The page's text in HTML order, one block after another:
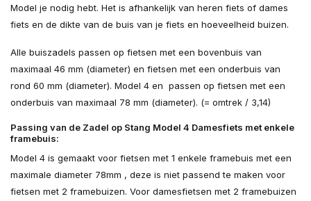
Model je nodig hebt. Het is afhankelijk van heren fiets of dames
fiets en de dikte van de buis van je fiets en hoeveelheid buizen.
Alle buiszadels passen op fietsen met een bovenbuis van
maximaal 46 mm (diameter) en fietsen met een onderbuis van
rond 60 mm (diameter). Model 4 en passen op fietsen met een
onderbuis van maximaal 78 mm (diameter). (= omtrek / 3,14)
Passing van de Zadel op Stang Model 4 Damesfiets met enkele
framebuis:
Model 4 is gemaakt voor fietsen met 1 enkele framebuis met een
maximale diameter 78mm , deze is niet passend te maken voor
fietsen met 2 framebuizen. Voor damesfietsen met 2 framebuizen